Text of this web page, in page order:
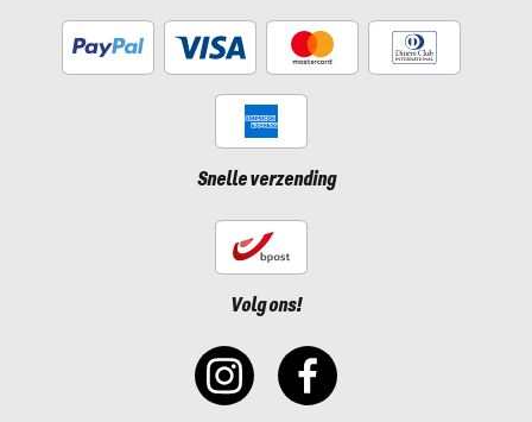
Snelle verzending
Volg ons!